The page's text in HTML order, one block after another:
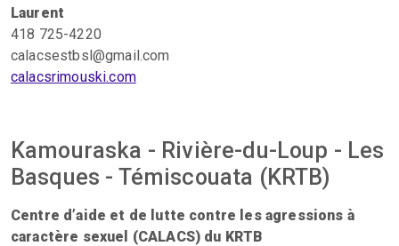
Laurent
418 725-4220
calacsestbsl@gmail.com
calacsrimouski.com
Kamouraska - Rivière-du-Loup - Les
Basques - Témiscouata (KRTB)
Centre d’aide et de lutte contre les agressions à
caractère sexuel (CALACS) du KRTB